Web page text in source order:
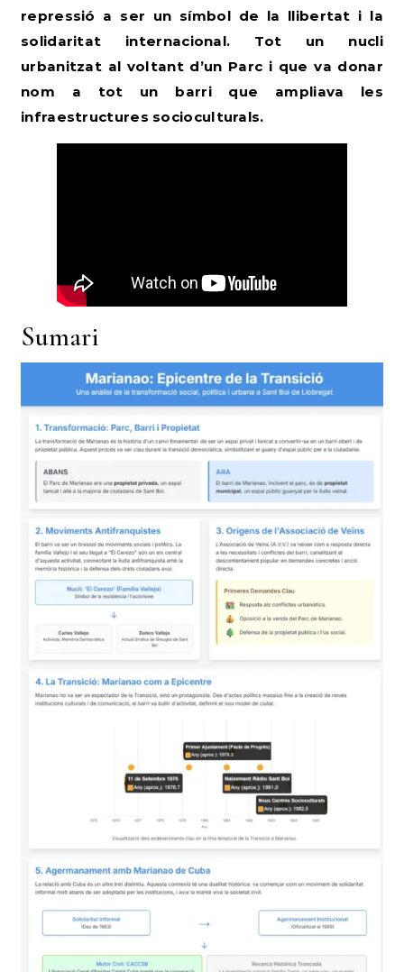
repressió a ser un símbol de la llibertat i la
solidaritat internacional.
Tot un nucli
urbanitzat al voltant d’un Parc i que va donar
nom a tot un barri que ampliava les
infraestructures socioculturals.
Sumari